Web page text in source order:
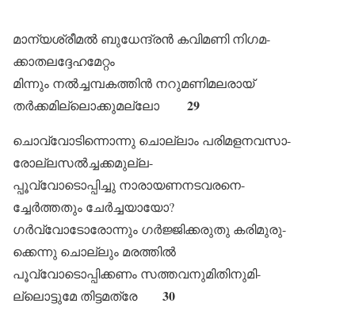
മാന്യശ്രീമൽ ബുധേന്ദ്രൻ കവിമണി നിഗമ-
ക്കാതലദ്ദേഹമേറ്റം
മിന്നും നൽച്ചമ്പകത്തിൻ നറുമണിമലരായ്
തർക്കമില്ലൊക്കുമല്ലോ
29
ചൊവ്വോടിന്നൊന്നു ചൊല്ലാം പരിമളനവസാ-
രോല്ലസൽച്ചക്കമുല്ല-
പ്പൂവ്വോടൊപ്പിച്ചു നാരായണനടവരനെ-
ച്ചേർത്തതും ചേർച്ചയായോ?
ഗർവ്വോടോരോന്നും ഗർജ്ജിക്കരുതു കരിമുരു-
ക്കെന്നു ചൊല്ലും മരത്തിൽ
പൂവ്വോടൊപ്പിക്കണം സത്തവനുമിതിനുമി-
ല്ലൊട്ടുമേ തിട്ടമത്രേ
30